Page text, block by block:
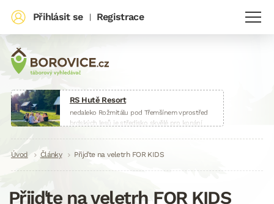
RS Hutě Resort
nedaleko Rožmitálu pod Třemšínem vprostřed
brdských lesů je středisko skvělé pro konání
www.huteresort.cz
Přihlásit se | Registrace
Drobečková
Úvod Články Přijďte na veletrh FOR KIDS
Přijďte na veletrh FOR KIDS